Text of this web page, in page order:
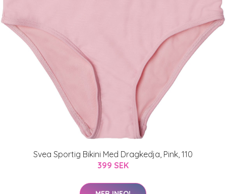
Svea Sportig Bikini Med Dragkedja, Pink, 110
399 SEK